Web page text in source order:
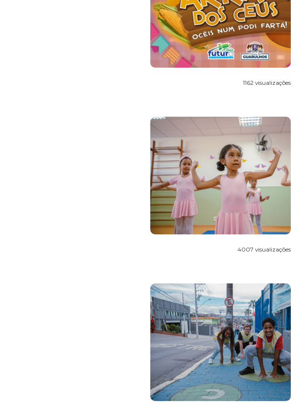
1162 visualizações
4007 visualizações